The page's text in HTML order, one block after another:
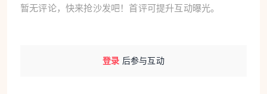
暂无评论，快来抢沙发吧！首评可提升互动曝光。
登录 后参与互动